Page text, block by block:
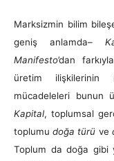
Marksizmin bilim
geniş anlamda–
Manifesto’dan
üretim ilişkilerinin
mücadeleleri bunun
Kapital, toplumsal
toplumudoğa türü ve
Toplum da doğa gibi